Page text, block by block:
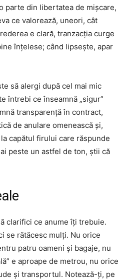
parte din libertatea de mișcare,
ce valorează, uneori, cât
e clară, tranzacția curge
înțelese; când lipsește, apar
să alergi după cel mai mic
întrebi ce înseamnă „sigur”
transparență în contract,
de anulare omenească și,
capătul firului care răspunde
peste un astfel de ton, știi că
clarifici ce anume îți trebuie.
se rătăcesc mulți. Nu orice
patru oameni și bagaje, nu
e aproape de metrou, nu orice
și transportul. Notează-ți, pe